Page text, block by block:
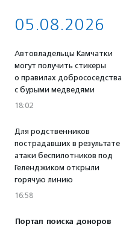
05.08.2026
Автовладельцы Камчатки
могут получить стикеры
о правилах добрососедства
с бурыми медведями
18:02
Для родственников
пострадавших в результате
атаки беспилотников под
Геленджиком открыли
горячую линию
16:58
Портал поиска доноров